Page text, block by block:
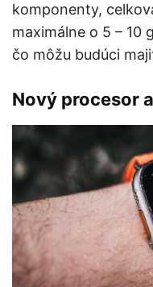
komponenty,
maximálne o 5 – 10
čo môžu budúci
Nový procesor